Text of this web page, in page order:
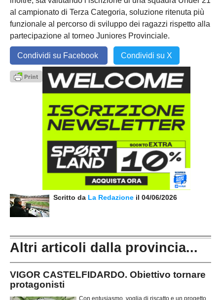
al campionato di Terza Categoria, soluzione ritenuta più
funzionale al percorso di sviluppo dei ragazzi rispetto alla
partecipazione al torneo Juniores Provinciale.
Condividi su Facebook Condividi su X
Scritto da La Redazione il 04/06/2026
Altri articoli dalla provincia...
VIGOR CASTELFIDARDO. Obiettivo tornare
protagonisti
Con entusiasmo, voglia di riscatto e un progetto